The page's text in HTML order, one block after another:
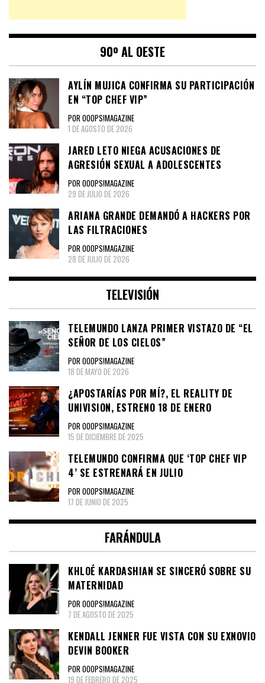
90º AL OESTE
AYLÍN MUJICA CONFIRMA SU PARTICIPACIÓN
EN “TOP CHEF VIP”
POR OOOPS!MAGAZINE
1 DE AGOSTO DE 2026
JARED LETO NIEGA ACUSACIONES DE
AGRESIÓN SEXUAL A ADOLESCENTES
POR OOOPS!MAGAZINE
29 DE JULIO DE 2026
ARIANA GRANDE DEMANDÓ A HACKERS POR
LAS FILTRACIONES
POR OOOPS!MAGAZINE
28 DE JULIO DE 2026
TELEVISIÓN
TELEMUNDO LANZA PRIMER VISTAZO DE “EL
SEÑOR DE LOS CIELOS”
POR OOOPS!MAGAZINE
18 DE MAYO DE 2026
¿APOSTARÍAS POR MÍ?, EL REALITY DE
UNIVISION, ESTRENO 18 DE ENERO
POR OOOPS!MAGAZINE
15 DE DICIEMBRE DE 2025
TELEMUNDO CONFIRMA QUE ‘TOP CHEF VIP
4’ SE ESTRENARÁ EN JULIO
POR OOOPS!MAGAZINE
17 DE JUNIO DE 2025
FARÁNDULA
KHLOÉ KARDASHIAN SE SINCERÓ SOBRE SU
MATERNIDAD
POR OOOPS!MAGAZINE
7 DE AGOSTO DE 2025
KENDALL JENNER FUE VISTA CON SU EXNOVIO
DEVIN BOOKER
POR OOOPS!MAGAZINE
19 DE FEBRERO DE 2025